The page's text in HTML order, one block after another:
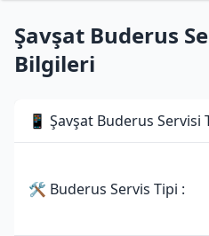
Şavşat Buderus
Bilgileri
📱 Şavşat Buderus Servisi
🛠 Buderus Servis Tipi :